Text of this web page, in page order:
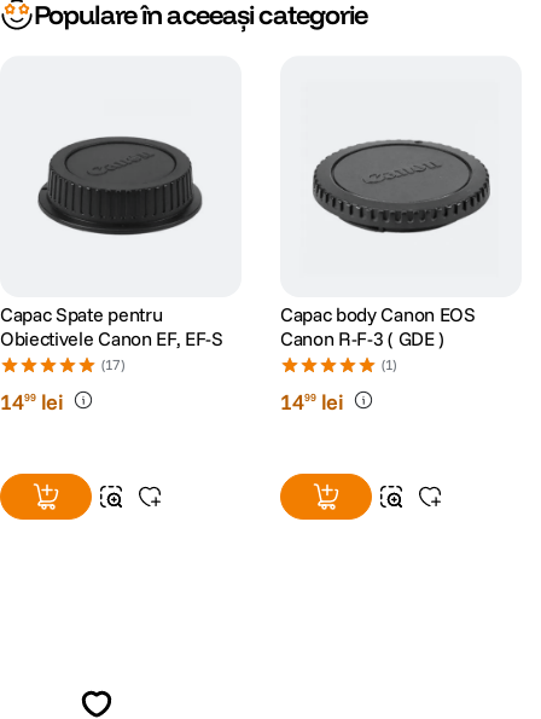
Populare în aceeași categorie
Capac Spate pentru
Obiectivele Canon EF, EF-S
(17)
1499 lei
Capac body Canon EOS
Canon R-F-3 ( GDE )
(1)
1499 lei